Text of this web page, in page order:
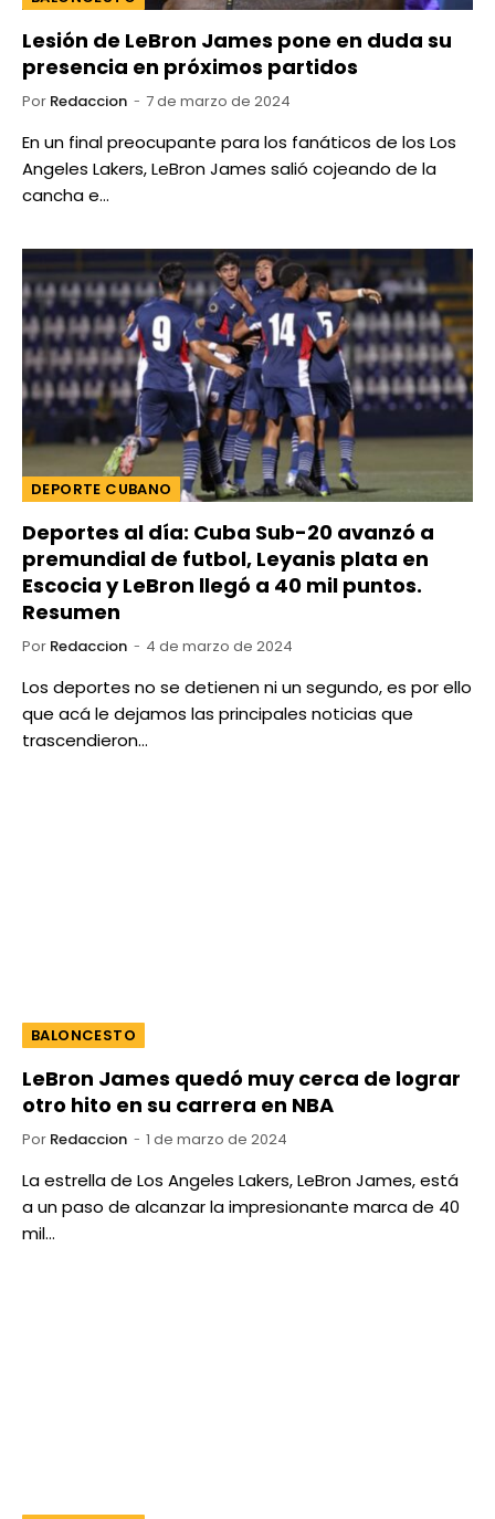
Lesión de LeBron James pone en duda su
presencia en próximos partidos
Por Redaccion 7 de marzo de 2024
En un final preocupante para los fanáticos de los Los
Angeles Lakers, LeBron James salió cojeando de la
cancha e…
DEPORTE CUBANO
Deportes al día: Cuba Sub-20 avanzó a
premundial de futbol, Leyanis plata en
Escocia y LeBron llegó a 40 mil puntos.
Resumen
Por Redaccion 4 de marzo de 2024
Los deportes no se detienen ni un segundo, es por ello
que acá le dejamos las principales noticias que
trascendieron…
BALONCESTO
LeBron James quedó muy cerca de lograr
otro hito en su carrera en NBA
Por Redaccion 1 de marzo de 2024
La estrella de Los Angeles Lakers, LeBron James, está
a un paso de alcanzar la impresionante marca de 40
mil…